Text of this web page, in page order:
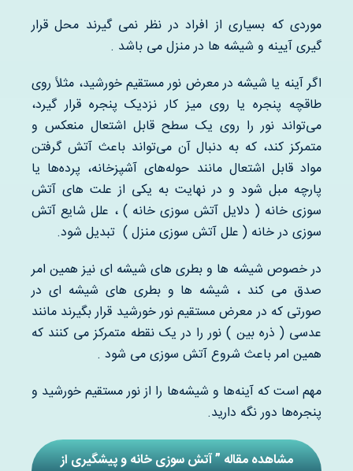
موردی که بسیاری از افراد در نظر نمی گیرند محل قرار
گیری آیینه و شیشه ها در منزل می باشد .
اگر آینه یا شیشه در معرض نور مستقیم خورشید، مثلاً روی
طاقچه پنجره یا روی میز کار نزدیک پنجره قرار گیرد،
می‌تواند نور را روی یک سطح قابل اشتعال منعکس و
متمرکز کند، که به دنبال آن می‌تواند باعث آتش گرفتن
مواد قابل اشتعال مانند حوله‌های آشپزخانه، پرده‌ها یا
پارچه مبل شود و در نهایت به یکی از علت های آتش
سوزی خانه ( دلایل آتش سوزی خانه ) ، علل شایع آتش
سوزی در خانه ( علل آتش سوزی منزل ) تبدیل شود.
در خصوص شیشه ها و بطری های شیشه ای نیز همین امر
صدق می کند ، شیشه ها و بطری های شیشه ای در
صورتی که در معرض مستقیم نور خورشید قرار بگیرند مانند
عدسی ( ذره بین ) نور را در یک نقطه متمرکز می کنند که
همین امر باعث شروع آتش سوزی می شود .
مهم است که آینه‌ها و شیشه‌ها را از نور مستقیم خورشید و
پنجره‌ها دور نگه دارید.
مشاهده مقاله ” آتش سوزی خانه و پیشگیری از